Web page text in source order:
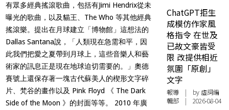
有眾多經典搖滾歌曲，包括有Jimi Hendrix從未
曝光的歌曲，以及貓王、The Who 等其他經典
搖滾樂。提出在月球建立「博物館」這想法的
Dallas Santana說，「人類現在急需和平，因
此我們把愛之夏帶到月球上，這些音樂人和藝
術家的訊息正是現在地球迫切需要的。」奧德
賽號上還保存著一塊古代蘇美人的楔形文字碎
片、梵谷的畫作以及 Pink Floyd 《 The Dark
Side of the Moon 》的封面等等。 2010 年廣
ChatGPT拒生
成模仿作家風
格指令 在世及
已故文豪皆受
限 改提供相近
氛圍「原創」
文字
報導 | by 虛詞編
輯部 | 2026-08-04